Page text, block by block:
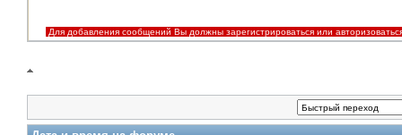
Для добавления сообщений Вы должны зарегистрироваться или